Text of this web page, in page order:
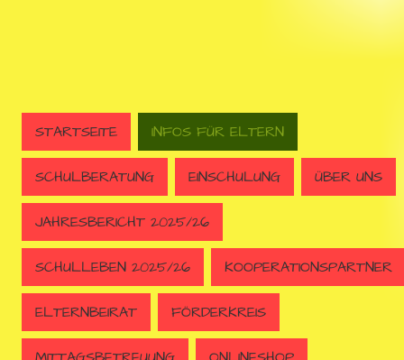
STARTSEITE INFOS FÜR ELTERN
SCHULBERATUNG EINSCHULUNG ÜBER UNS
JAHRESBERICHT 2025/26
SCHULLEBEN 2025/26 KOOPERATIONSPARTNER
ELTERNBEIRAT FÖRDERKREIS